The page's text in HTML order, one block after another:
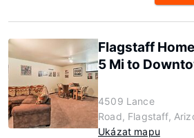
Flagstaff
5 Mi to
4509 Lance
Road, Flagstaff,
Ukázat mapu